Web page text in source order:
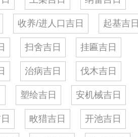
收养/进人口吉日 起基吉日
扫舍吉日 挂匾吉日
治病吉日 伐木吉日
塑绘吉日 安机械吉日
畋猎吉日 开池吉日